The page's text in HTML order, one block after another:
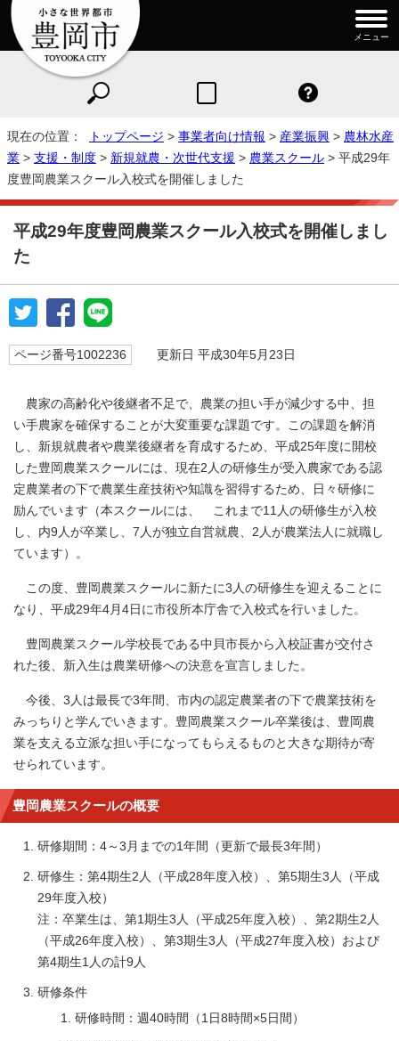
メニュー
現在の位置： トップページ > 事業者向け情報 > 産業振興 > 農林水産
業 > 支援・制度 > 新規就農・次世代支援 > 農業スクール > 平成29年
度豊岡農業スクール入校式を開催しました
平成29年度豊岡農業スクール入校式を開催しまし
た
ページ番号1002236 更新日 平成30年5月23日
農家の高齢化や後継者不足で、農業の担い手が減少する中、担
い手農家を確保することが大変重要な課題です。この課題を解消
し、新規就農者や農業後継者を育成するため、平成25年度に開校
した豊岡農業スクールには、現在2人の研修生が受入農家である認
定農業者の下で農業生産技術や知識を習得するため、日々研修に
励んでいます（本スクールには、 これまで11人の研修生が入校
し、内9人が卒業し、7人が独立自営就農、2人が農業法人に就職し
ています）。
この度、豊岡農業スクールに新たに3人の研修生を迎えることに
なり、平成29年4月4日に市役所本庁舎で入校式を行いました。
豊岡農業スクール学校長である中貝市長から入校証書が交付さ
れた後、新入生は農業研修への決意を宣言しました。
今後、3人は最長で3年間、市内の認定農業者の下で農業技術を
みっちりと学んでいきます。豊岡農業スクール卒業後は、豊岡農
業を支える立派な担い手になってもらえるものと大きな期待が寄
せられています。
豊岡農業スクールの概要
研修期間：4～3月までの1年間（更新で最長3年間）
研修生：第4期生2人（平成28年度入校）、第5期生3人（平成
29年度入校）
注：卒業生は、第1期生3人（平成25年度入校）、第2期生2人
（平成26年度入校）、第3期生3人（平成27年度入校）および
第4期生1人の計9人
研修条件
研修時間：週40時間（1日8時間×5日間）